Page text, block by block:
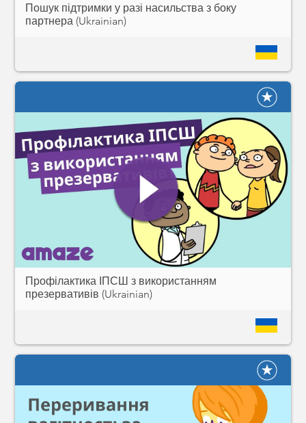
Пошук підтримки у разі насильства з боку
партнера (Ukrainian)
Профілактика ІПСШ з використанням
презервативів (Ukrainian)